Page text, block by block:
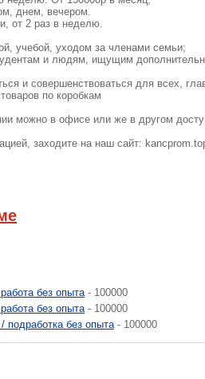
днем, вечером.
от 2 раз в неделю.
учебой, уходом за членами семьи;
и людям, ищущим
и совершенствоваться для всех,
по коробкам
можно в офисе или же в другом
заходите на наш сайт:
без опыта- 100000
без опыта- 100000
подработка без опыта- 100000